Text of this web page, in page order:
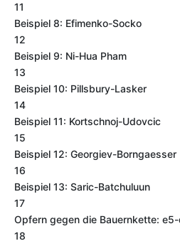
11
Beispiel 8: Efimenko-Socko
12
Beispiel 9: Ni-Hua Pham
13
Beispiel 10: Pillsbury-Lasker
14
Beispiel 11: Kortschnoj-Udovcic
15
Beispiel 12: Georgiev-Borngaesser
16
Beispiel 13: Saric-Batchuluun
17
Opfern gegen die Bauernkette:
18